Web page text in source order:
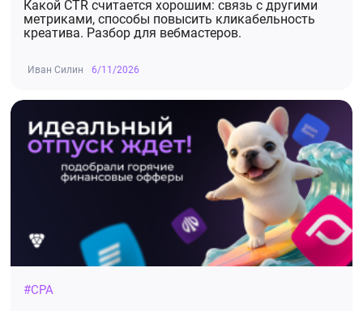
Какой CTR считается хорошим: связь с другими
метриками, способы повысить кликабельность
креатива. Разбор для вебмастеров.
Иван Силин 6/11/2026
#CPA